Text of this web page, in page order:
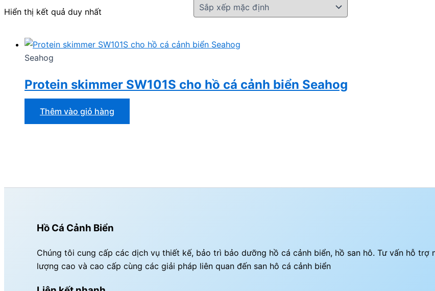
Hiển thị kết quả duy nhất
Seahog
Protein skimmer SW101S cho hồ cá cảnh biển Seahog
Thêm vào giỏ hàng
Hồ Cá Cảnh Biển
Chúng tôi cung cấp các dịch vụ thiết kế, bảo trì bảo dưỡng hồ cá cảnh biển, hồ san hô. Tư vấn hỗ
lượng cao và cao cấp cùng các giải pháp liên quan đến san hô cá cảnh biển